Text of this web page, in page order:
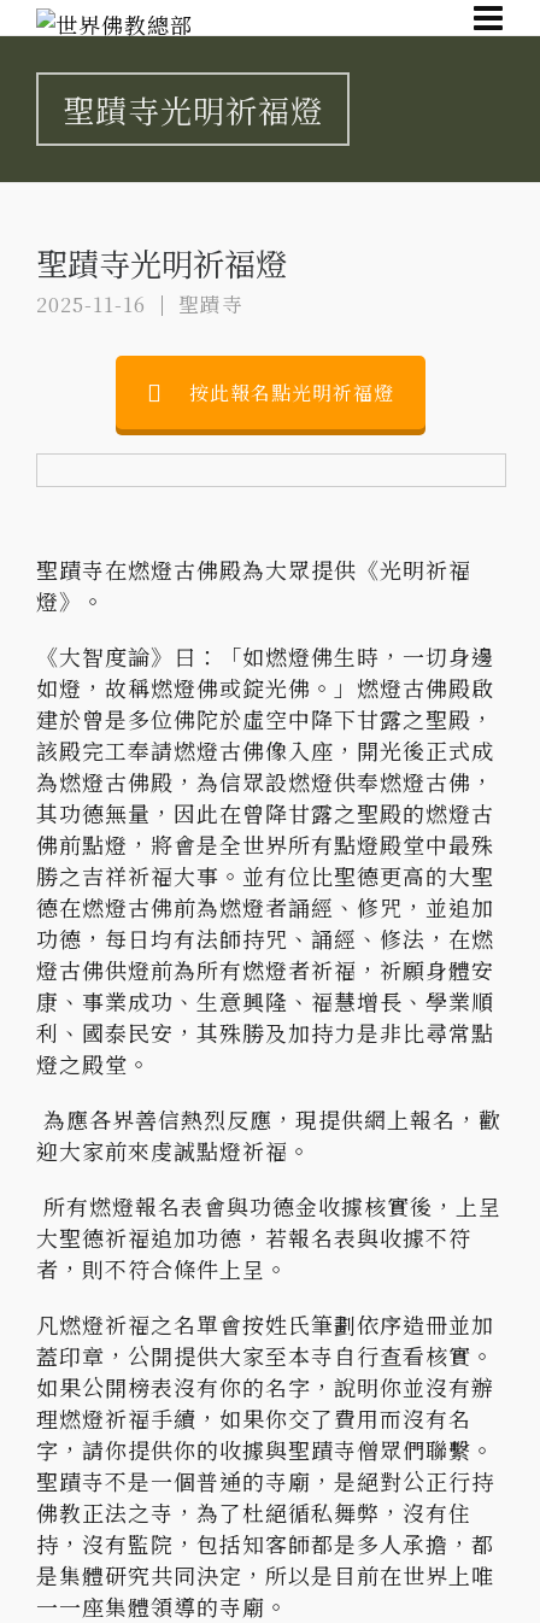
聖蹟寺光明祈福燈
聖蹟寺光明祈福燈
2025-11-16 聖蹟寺
按此報名點光明祈福燈
聖蹟寺在燃燈古佛殿為大眾提供《光明祈福
燈》。
《大智度論》曰：「如燃燈佛生時，一切身邊
如燈，故稱燃燈佛或錠光佛。」燃燈古佛殿啟
建於曾是多位佛陀於虛空中降下甘露之聖殿，
該殿完工奉請燃燈古佛像入座，開光後正式成
為燃燈古佛殿，為信眾設燃燈供奉燃燈古佛，
其功德無量，因此在曾降甘露之聖殿的燃燈古
佛前點燈，將會是全世界所有點燈殿堂中最殊
勝之吉祥祈福大事。並有位比聖德更高的大聖
德在燃燈古佛前為燃燈者誦經、修咒，並追加
功德，每日均有法師持咒、誦經、修法，在燃
燈古佛供燈前為所有燃燈者祈福，祈願身體安
康、事業成功、生意興隆、福慧增長、學業順
利、國泰民安，其殊勝及加持力是非比尋常點
燈之殿堂。
為應各界善信熱烈反應，現提供網上報名，歡
迎大家前來虔誠點燈祈福。
所有燃燈報名表會與功德金收據核實後，上呈
大聖德祈福追加功德，若報名表與收據不符
者，則不符合條件上呈。
凡燃燈祈福之名單會按姓氏筆劃依序造冊並加
蓋印章，公開提供大家至本寺自行查看核實。
如果公開榜表沒有你的名字，說明你並沒有辦
理燃燈祈福手續，如果你交了費用而沒有名
字，請你提供你的收據與聖蹟寺僧眾們聯繫。
聖蹟寺不是一個普通的寺廟，是絕對公正行持
佛教正法之寺，為了杜絕循私舞弊，沒有住
持，沒有監院，包括知客師都是多人承擔，都
是集體研究共同決定，所以是目前在世界上唯
一一座集體領導的寺廟。